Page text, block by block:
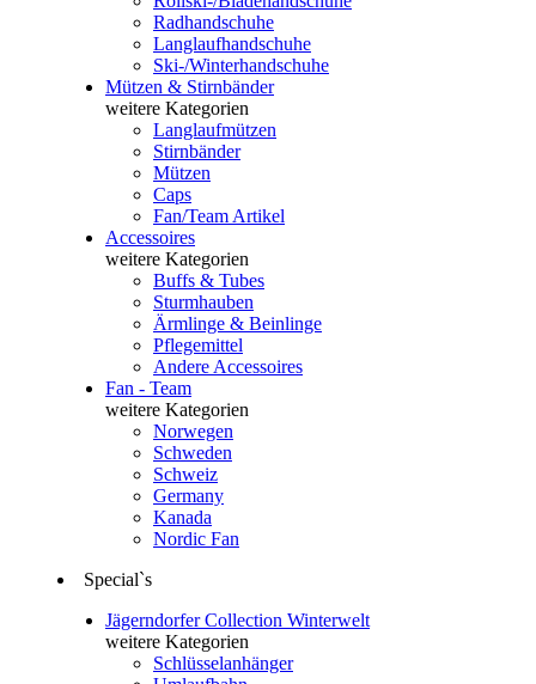
Radhandschuhe
Langlaufhandschuhe
Ski-/Winterhandschuhe
Mützen & Stirnbänder
weitere Kategorien
Langlaufmützen
Stirnbänder
Mützen
Caps
Fan/Team Artikel
Accessoires
weitere Kategorien
Buffs & Tubes
Sturmhauben
Ärmlinge & Beinlinge
Pflegemittel
Andere Accessoires
Fan - Team
weitere Kategorien
Norwegen
Schweden
Schweiz
Germany
Kanada
Nordic Fan
Special`s
Jägerndorfer Collection Winterwelt
weitere Kategorien
Schlüsselanhänger